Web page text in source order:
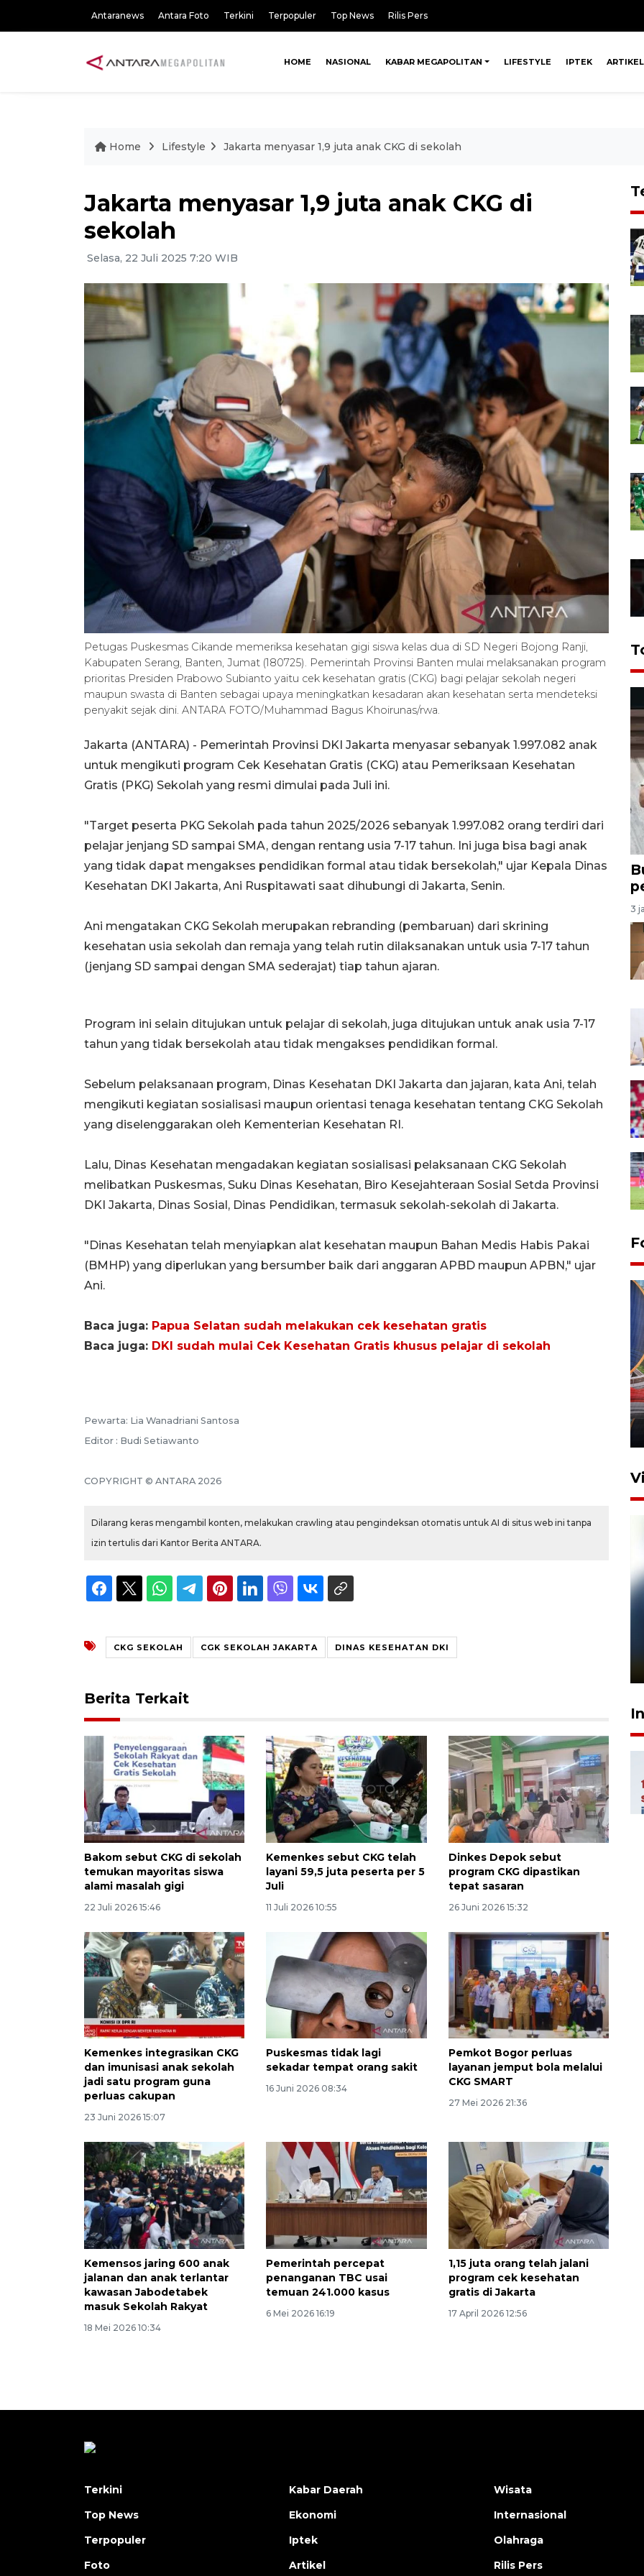
Antaranews Antara Foto Terkini Terpopuler Top News Rilis Pers
HOME NASIONAL KABAR MEGAPOLITAN LIFESTYLE IPTEK ARTIKEL
Home Lifestyle Jakarta menyasar 1,9 juta anak CKG di sekolah
Jakarta menyasar 1,9 juta anak CKG di
sekolah
Selasa, 22 Juli 2025 7:20 WIB
Petugas Puskesmas Cikande memeriksa kesehatan gigi siswa kelas dua di SD Negeri Bojong Ranji,
Kabupaten Serang, Banten, Jumat (180725). Pemerintah Provinsi Banten mulai melaksanakan program
prioritas Presiden Prabowo Subianto yaitu cek kesehatan gratis (CKG) bagi pelajar sekolah negeri
maupun swasta di Banten sebagai upaya meningkatkan kesadaran akan kesehatan serta mendeteksi
penyakit sejak dini. ANTARA FOTO/Muhammad Bagus Khoirunas/rwa.
Jakarta (ANTARA) - Pemerintah Provinsi DKI Jakarta menyasar sebanyak 1.997.082 anak
untuk mengikuti program Cek Kesehatan Gratis (CKG) atau Pemeriksaan Kesehatan
Gratis (PKG) Sekolah yang resmi dimulai pada Juli ini.
"Target peserta PKG Sekolah pada tahun 2025/2026 sebanyak 1.997.082 orang terdiri dari
pelajar jenjang SD sampai SMA, dengan rentang usia 7-17 tahun. Ini juga bisa bagi anak
yang tidak dapat mengakses pendidikan formal atau tidak bersekolah," ujar Kepala Dinas
Kesehatan DKI Jakarta, Ani Ruspitawati saat dihubungi di Jakarta, Senin.
Ani mengatakan CKG Sekolah merupakan rebranding (pembaruan) dari skrining
kesehatan usia sekolah dan remaja yang telah rutin dilaksanakan untuk usia 7-17 tahun
(jenjang SD sampai dengan SMA sederajat) tiap tahun ajaran.
Program ini selain ditujukan untuk pelajar di sekolah, juga ditujukan untuk anak usia 7-17
tahun yang tidak bersekolah atau tidak mengakses pendidikan formal.
Sebelum pelaksanaan program, Dinas Kesehatan DKI Jakarta dan jajaran, kata Ani, telah
mengikuti kegiatan sosialisasi maupun orientasi tenaga kesehatan tentang CKG Sekolah
yang diselenggarakan oleh Kementerian Kesehatan RI.
Lalu, Dinas Kesehatan mengadakan kegiatan sosialisasi pelaksanaan CKG Sekolah
melibatkan Puskesmas, Suku Dinas Kesehatan, Biro Kesejahteraan Sosial Setda Provinsi
DKI Jakarta, Dinas Sosial, Dinas Pendidikan, termasuk sekolah-sekolah di Jakarta.
"Dinas Kesehatan telah menyiapkan alat kesehatan maupun Bahan Medis Habis Pakai
(BMHP) yang diperlukan yang bersumber baik dari anggaran APBD maupun APBN," ujar
Ani.
Baca juga: Papua Selatan sudah melakukan cek kesehatan gratis
Baca juga: DKI sudah mulai Cek Kesehatan Gratis khusus pelajar di sekolah
Pewarta: Lia Wanadriani Santosa
Editor : Budi Setiawanto
COPYRIGHT © ANTARA 2026
Dilarang keras mengambil konten, melakukan crawling atau pengindeksan otomatis untuk AI di situs web ini tanpa
izin tertulis dari Kantor Berita ANTARA.
CKG SEKOLAH CGK SEKOLAH JAKARTA DINAS KESEHATAN DKI
Berita Terkait
Bakom sebut CKG di sekolah
temukan mayoritas siswa
alami masalah gigi
22 Juli 2026 15:46
Kemenkes sebut CKG telah
layani 59,5 juta peserta per 5
Juli
11 Juli 2026 10:55
Dinkes Depok sebut
program CKG dipastikan
tepat sasaran
26 Juni 2026 15:32
Kemenkes integrasikan CKG
dan imunisasi anak sekolah
jadi satu program guna
perluas cakupan
23 Juni 2026 15:07
Puskesmas tidak lagi
sekadar tempat orang sakit
16 Juni 2026 08:34
Pemkot Bogor perluas
layanan jemput bola melalui
CKG SMART
27 Mei 2026 21:36
Kemensos jaring 600 anak
jalanan dan anak terlantar
kawasan Jabodetabek
masuk Sekolah Rakyat
18 Mei 2026 10:34
Pemerintah percepat
penanganan TBC usai
temuan 241.000 kasus
6 Mei 2026 16:19
1,15 juta orang telah jalani
program cek kesehatan
gratis di Jakarta
17 April 2026 12:56
3
sampai 8 tahan?
Ekonomi triwulan II-2026
tumbuh 5,29 persen
2026-08-06 18:45:00
Terkini
Top News
Terpopuler
Foto
Kabar Daerah
Ekonomi
Iptek
Artikel
Wisata
Internasional
Olahraga
Rilis Pers